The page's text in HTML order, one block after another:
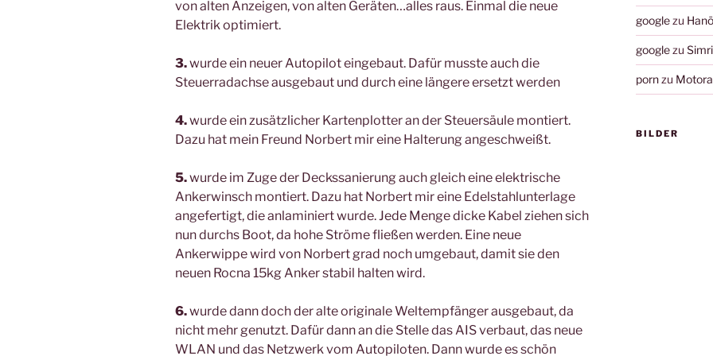
von alten Anzeigen, von alten Geräten…alles raus. Einmal die neue
Elektrik optimiert.
3.wurde ein neuer Autopilot eingebaut. Dafür musste auch die
Steuerradachse ausgebaut und durch eine längere ersetzt werden
4.wurde ein zusätzlicher Kartenplotter an der Steuersäule montiert.
Dazu hat mein Freund Norbert mir eine Halterung angeschweißt.
5.wurde im Zuge der Deckssanierung auch gleich eine elektrische
Ankerwinsch montiert. Dazu hat Norbert mir eine Edelstahlunterlage
angefertigt, die anlaminiert wurde. Jede Menge dicke Kabel ziehen sich
nun durchs Boot, da hohe Ströme fließen werden. Eine neue
Ankerwippe wird von Norbert grad noch umgebaut, damit sie den
neuen Rocna 15kg Anker stabil halten wird.
6.wurde dann doch der alte originale Weltempfänger ausgebaut, da
nicht mehr genutzt. Dafür dann an die Stelle das AIS verbaut, das neue
WLAN und das Netzwerk vom Autopiloten. Dann wurde es schön
googlezu
googlezu
pornzu
BILDER